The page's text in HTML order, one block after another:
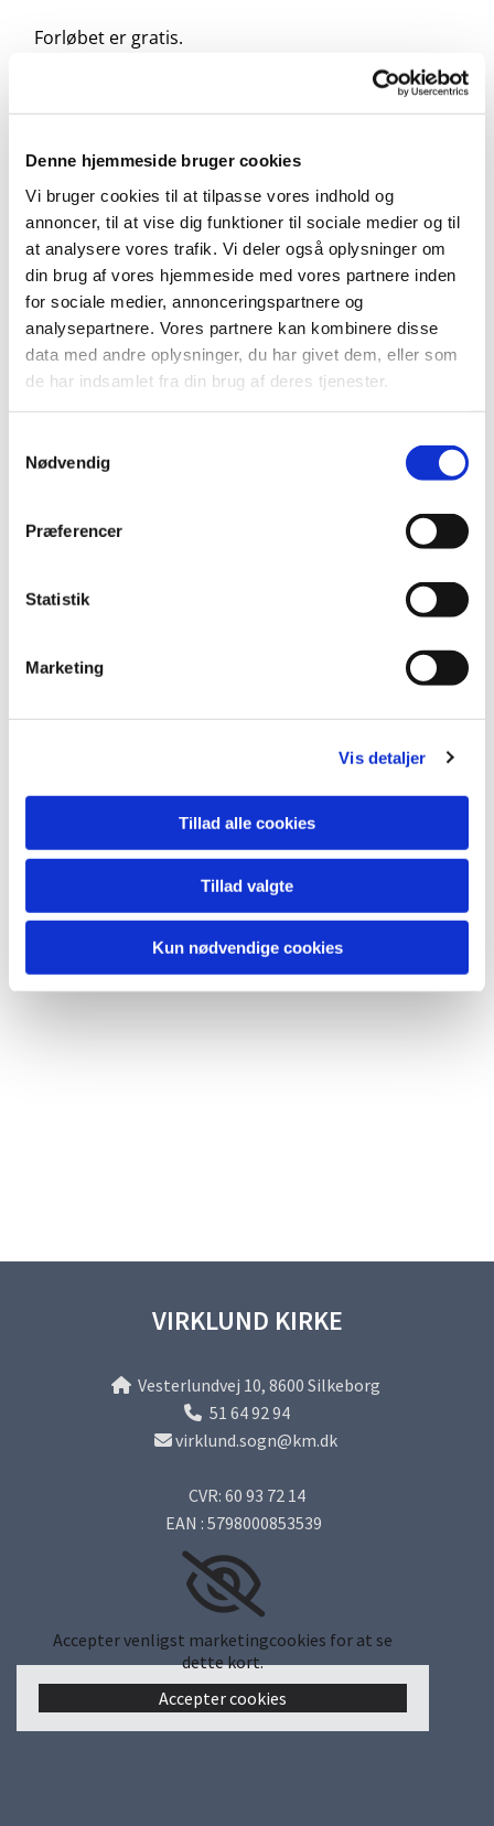
Denne hjemmeside bruger cookies
Vi bruger cookies til at tilpasse vores indhold og
annoncer, til at vise dig funktioner til sociale medier og til
at analysere vores trafik. Vi deler også oplysninger om
din brug af vores hjemmeside med vores partnere inden
for sociale medier, annonceringspartnere og
analysepartnere. Vores partnere kan kombinere disse
data med andre oplysninger, du har givet dem, eller som
de har indsamlet fra din brug af deres tjenester.
Nødvendig
Præferencer
Statistik
Marketing
Vis detaljer
Tillad alle cookies
Tillad valgte
Kun nødvendige cookies
Forløbet er gratis.
https://forms.churchdesk.com/f...
Du vil måske også kunne
VIRKLUND KIRKE
Vesterlundvej 10, 8600 Silkeborg
 51 64 92 94
virklund.sogn@km.dk
CVR: 60 93 72 14
EAN : 5798000853539
Accepter venligst marketingcookies for at se
dette kort.
Accepter cookies